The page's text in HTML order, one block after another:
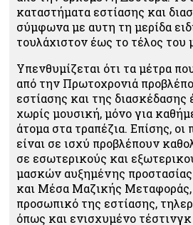
καταστήματα εστίασης και
σύμφωνα με αυτη τη μερίδα
τουλάχιστον έως το τέλος του
Υπενθυμίζεται ότι τα μέτρα
από την Πρωτοχρονιά
εστίασης και της
χωρίς μουσική, μόνο για
άτομα στα τραπέζια. Επίσης, οι
είναι σε ισχύ προβλέπουν
σε εσωτερικούς και
μασκών αυξημένης
και Μέσα Μαζικής Μεταφοράς,
προσωπικό της εστίασης,
όπως και ενισχυμένο